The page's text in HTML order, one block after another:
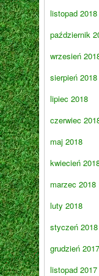
listopad 2018
październik
wrzesień
sierpień 2018
lipiec 2018
czerwiec
maj 2018
kwiecień
marzec 2018
luty 2018
styczeń 2018
grudzień 2017
listopad 2017